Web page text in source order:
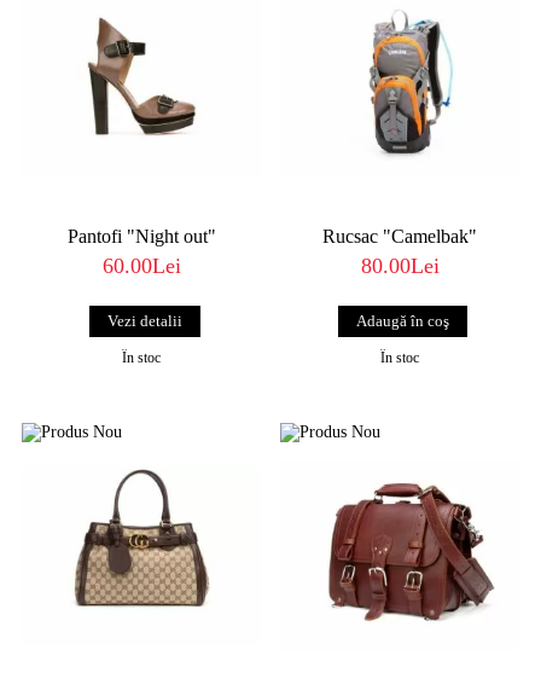
Pantofi "Night out"
60.00Lei
Vezi detalii
În stoc
Rucsac "Camelbak"
80.00Lei
În stoc